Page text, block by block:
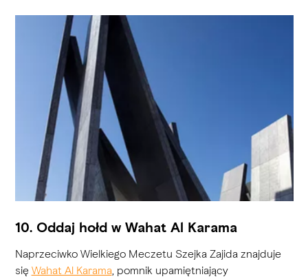
10. Oddaj hołd w Wahat Al Karama
Naprzeciwko Wielkiego Meczetu Szejka Zajida znajduje
się Wahat Al Karama , pomnik upamiętniający